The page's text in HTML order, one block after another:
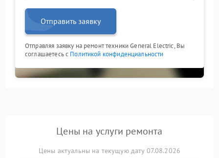
Отправить заявку
Отправляя заявку на ремонт техники General Electric, Вы
соглашаетесь с Политикой конфиденциальности
Цены на услуги ремонта
Цены актуальны на текущую дату 07.08.2026